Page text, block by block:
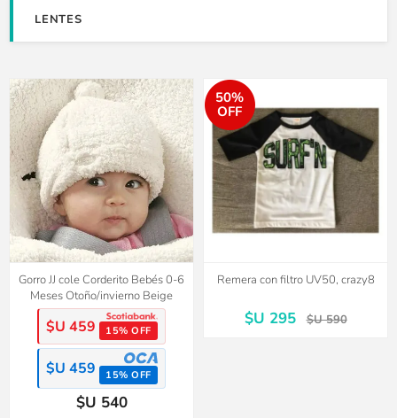
LENTES
Gorro JJ cole Corderito Bebés 0-6
Meses Otoño/invierno Beige
$U 459 15% OFF
$U 459 15% OFF
$U 540
50%
OFF
Remera con filtro UV50, crazy8
$U 295 $U 590